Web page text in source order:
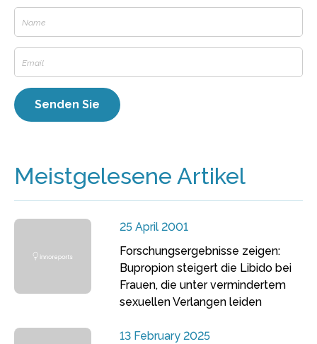
Meistgelesene Artikel
25 April 2001
Forschungsergebnisse zeigen:
Bupropion steigert die Libido bei
Frauen, die unter vermindertem
sexuellen Verlangen leiden
13 February 2025